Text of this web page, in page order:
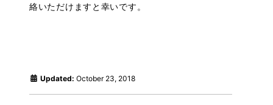
絡いただけますと幸いです。
Updated: October 23, 2018